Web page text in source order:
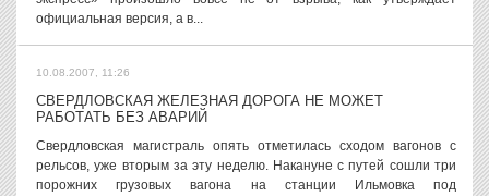
официальная версия, а в...
10.08.2007, 11:26
СВЕРДЛОВСКАЯ ЖЕЛЕЗНАЯ ДОРОГА НЕ МОЖЕТ
РАБОТАТЬ БЕЗ АВАРИЙ
Свердловская магистраль опять отметилась сходом вагонов с
рельсов, уже вторым за эту неделю. Накануне с путей сошли три
порожних грузовых вагона на станции Ильмовка под